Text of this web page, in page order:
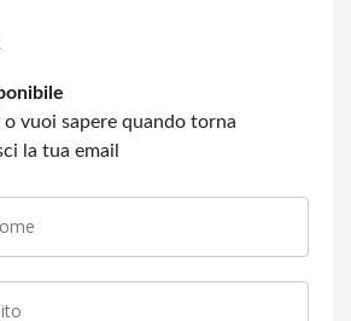
o vuoi sapere quando torna
la tua email